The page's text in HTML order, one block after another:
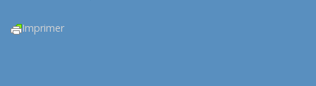
Imprimer